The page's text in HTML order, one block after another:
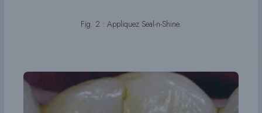
Fig. 2 : Appliquez Seal-n-Shine.